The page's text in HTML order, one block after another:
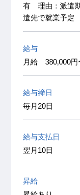
有 理由：派遣
遣先で就業予定
給与
月給 380,000円
給与締日
毎月20日
給与支払日
翌月10日
昇給